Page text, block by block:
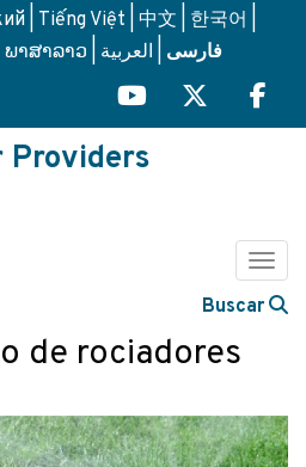
Tiếng Việt 中文
한국어
ພາສາລາວ العربية فارسی
Providers
Buscar
de rociadores